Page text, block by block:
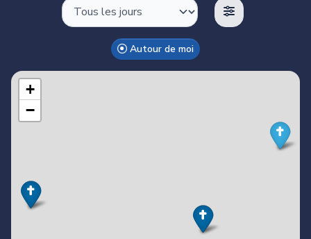
Autour de moi
Make this Notebook Trusted to load map: File -> Trust